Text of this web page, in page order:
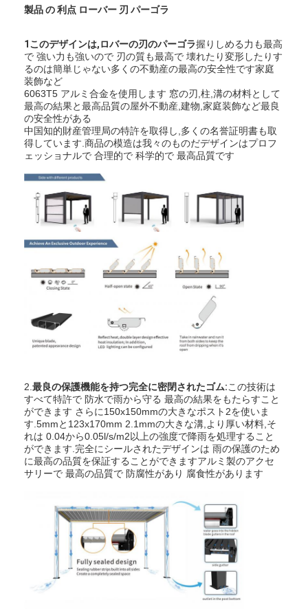
わたしたち に つい て
品質管理
ニュース
今からお話し
モーターを備えられたアルミニウム パーゴラ
引き寄せられる布のペルゴラ
引き込み式の日除け
電気 の 日陰 棚
ジッパー トラック ブラインド
改良されたアルミ・ローバー・ペルゴラ
日除けの付属品
製品 の 利点 ローバー 刃 パーゴラ
1このデザインは,ロバーの刃のパーゴラ握りしめる力も最高
で 強い力も強いので 刃の質も最高で 壊れたり変形したりす
るのは簡単じゃない多くの不動産の最高の安全性です家庭
装飾など
6063T5 アルミ合金を使用します 窓の刃,柱,溝の材料として
最高の結果と最高品質の屋外不動産,建物,家庭装飾など最良
の安全性がある
中国知的財産管理局の特許を取得し,多くの名誉証明書も取
得しています.商品の模造は我々のものだデザインはプロフ
ェッショナルで 合理的で 科学的で 最高品質です
2.最良の保護機能を持つ完全に密閉されたゴム:この技術は
すべて特許で 防水で雨から守る 最高の結果をもたらすこと
ができます さらに150x150mmの大きなポスト2を使いま
す.5mmと123x170mm 2.1mmの大きな溝,より厚い材料,そ
れは 0.04から0.05l/s/m2以上の強度で降雨を処理すること
ができます.完全にシールされたデザインは 雨の保護のため
に最高の品質を保証することができますアルミ製のアクセ
サリーで 最高の品質で 防腐性があり 腐食性があります